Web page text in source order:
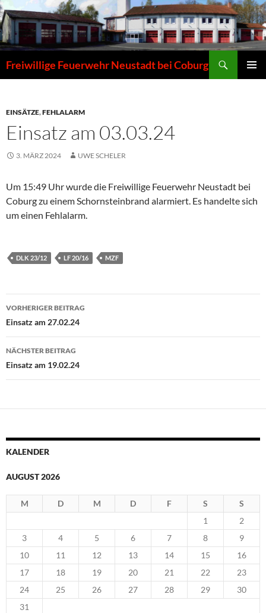
Zum
Inhalt
springen
Freiwillige Feuerwehr Neustadt bei Coburg
EINSÄTZE,FEHLALARM
Einsatz am 03.03.24
3. MÄRZ 2024 UWE SCHELER
Um 15:49 Uhr wurde die Freiwillige Feuerwehr Neustadt bei
Coburg zu einem Schornsteinbrand alarmiert. Es handelte sich
um einen Fehlalarm.
DLK 23/12 LF 20/16 MZF
Beitragsnavigation
VORHERIGER BEITRAG
Einsatz am 27.02.24
NÄCHSTER BEITRAG
Einsatz am 19.02.24
KALENDER
AUGUST 2026
M D M D F S S
1
2
3
4 5 6 7 8
9
10
11 12 13 14 15
16
17
18 19 20 21 22
23
24
25 26 27 28 29
30
31